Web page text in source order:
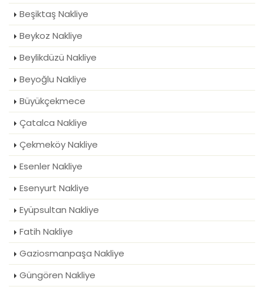
Beşiktaş Nakliye
Beykoz Nakliye
Beylikdüzü Nakliye
Beyoğlu Nakliye
Büyükçekmece
Çatalca Nakliye
Çekmeköy Nakliye
Esenler Nakliye
Esenyurt Nakliye
Eyüpsultan Nakliye
Fatih Nakliye
Gaziosmanpaşa Nakliye
Güngören Nakliye